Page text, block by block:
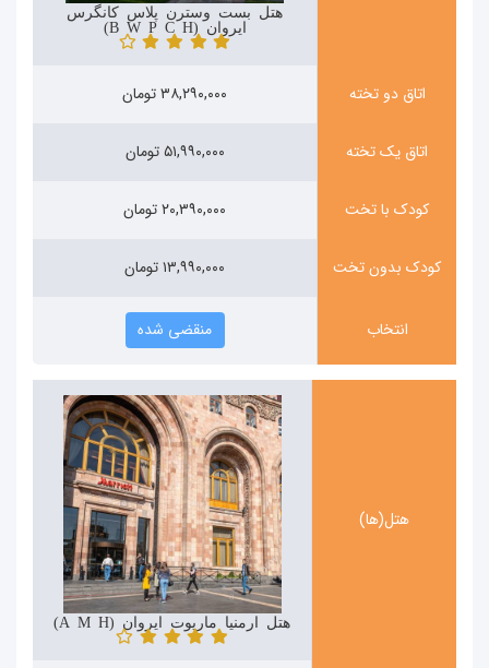
هتل بست وسترن پلاس کانگرس
ایروان (Best Western Plus Congress Hotel)
اتاق دو تخته ۳۸,۲۹۰,۰۰۰ تومان
اتاق یک تخته ۵۱,۹۹۰,۰۰۰ تومان
کودک با تخت ۲۰,۳۹۰,۰۰۰ تومان
کودک بدون تخت ۱۳,۹۹۰,۰۰۰ تومان
انتخاب منقضی شده
هتل(ها)
هتل ارمنیا ماریوت ایروان (Armenia Marriott Hotel)